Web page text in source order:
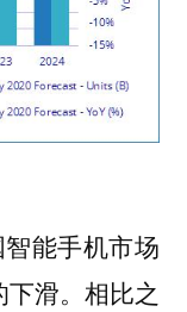
能手机市场
滑。相比之